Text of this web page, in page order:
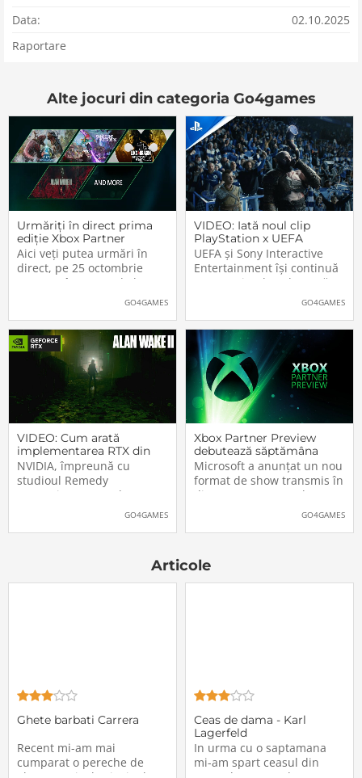
Data:
02.10.2025
Raportare
Alte jocuri din categoria Go4games
Urmăriți în direct prima
ediție Xbox Partner
Preview
Aici veți putea urmări în
direct, pe 25 octombrie
2023, cu începere de la
20:00 (ora României), prima
Partner Preview, folosit de
Microsoft pentru
promovarea jocurilor de
Xbox, PC și […]The post
Urmăriți în
GO4GAMES
VIDEO: Iată noul clip
PlayStation x UEFA
Champions League. Nu
lipsesc vedetele din
jocurile Sony
UEFA și Sony Interactive
Entertainment își continuă
parteneriatul ce durează
deja de peste un sfert de
dintre principalii sponsorii
ai celei mai prestigioase
competiții fotbalistice la
nivel de echipe de club:
GO4GAMES
VIDEO: Cum arată
implementarea RTX din
Alan Wake II
NVIDIA, împreună cu
studioul Remedy
Entertainment, au lansat
un nou clip video dedicat
secvențele de mai jos,
GO4GAMES
Xbox Partner Preview
debutează săptămâna
aceasta. Când și unde va
putea fi vizionat
Microsoft a anunțat un nou
format de show transmis în
direct pe Internet: Xbox
Partner Preview, primul
cu 20:00 (ora României).
Show-ul va putea […]The
GO4GAMES
Articole
Ghete barbati Carrera
Recent mi-am mai
cumparat o pereche de
Ceas de dama - Karl
Lagerfeld
In urma cu o saptamana
mi-am spart ceasul din